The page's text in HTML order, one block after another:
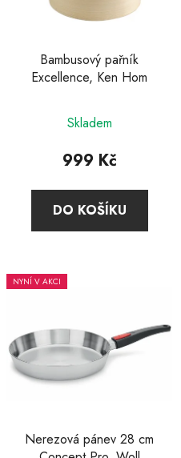
Bambusový pařník
Excellence, Ken Hom
Skladem
999 Kč
DO KOŠÍKU
NYNÍ V AKCI
Nerezová pánev 28 cm